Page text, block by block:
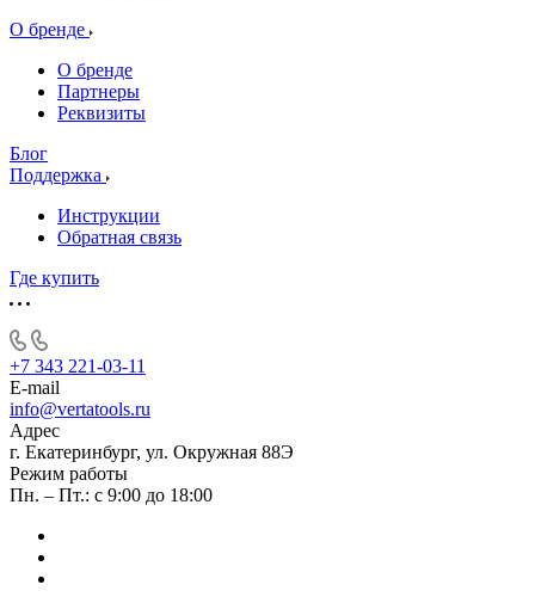
О бренде
О бренде
Партнеры
Реквизиты
Блог
Поддержка
Инструкции
Обратная связь
Где купить
+7 343 221-03-11
E-mail
info@vertatools.ru
Адрес
г. Екатеринбург, ул. Окружная 88Э
Режим работы
Пн. – Пт.: с 9:00 до 18:00